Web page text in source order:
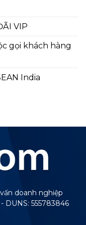
VIP
gọi khách hàng
India
doanh nghiệp
DUNS: 555783846